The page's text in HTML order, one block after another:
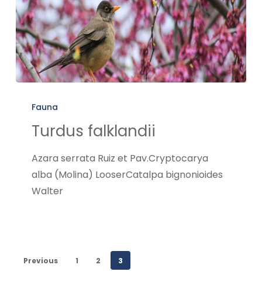
falklandii
Fauna
Turdus falklandii
Azara serrata Ruiz et Pav.Cryptocarya
alba (Molina) LooserCatalpa bignonioides
Walter
Previous 1 2 3